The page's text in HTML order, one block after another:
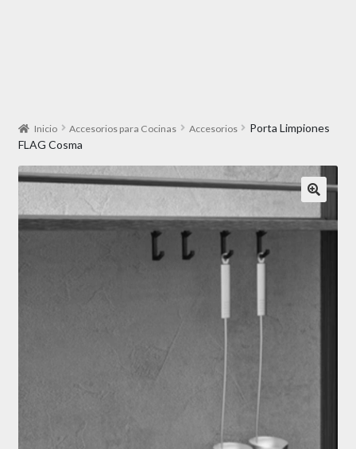
Inicio Accesorios para Cocinas Accesorios
Porta Limpiones
FLAG Cosma